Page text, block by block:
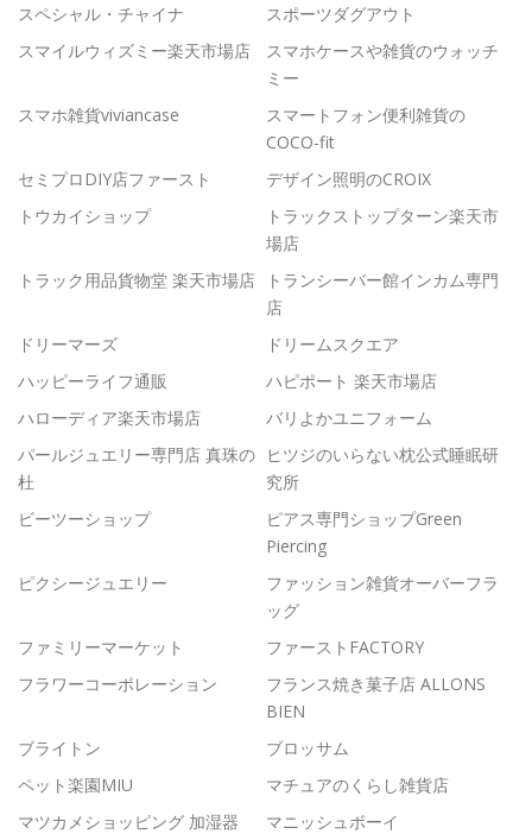
スペシャル・チャイナ
スポーツダグアウト
スマイルウィズミー楽天市場店
スマホケースや雑貨のウォッチ
ミー
スマホ雑貨viviancase
スマートフォン便利雑貨の
COCO-fit
セミプロDIY店ファースト
デザイン照明のCROIX
トウカイショップ
トラックストップターン楽天市
場店
トラック用品貨物堂 楽天市場店
トランシーバー館インカム専門
店
ドリーマーズ
ドリームスクエア
ハッピーライフ通販
ハピポート 楽天市場店
ハローディア楽天市場店
バリよかユニフォーム
パールジュエリー専門店 真珠の
杜
ヒツジのいらない枕公式睡眠研
究所
ビーツーショップ
ピアス専門ショップGreen
Piercing
ピクシージュエリー
ファッション雑貨オーバーフラ
ッグ
ファミリーマーケット
ファーストFACTORY
フラワーコーポレーション
フランス焼き菓子店 ALLONS
BIEN
ブライトン
ブロッサム
ペット楽園MIU
マチュアのくらし雑貨店
マツカメショッピング 加湿器
マニッシュボーイ